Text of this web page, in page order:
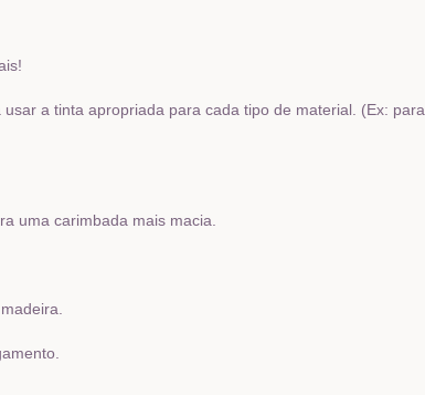
a tinta apropriada para cada tipo de material. (Ex: para
uma carimbada mais macia.